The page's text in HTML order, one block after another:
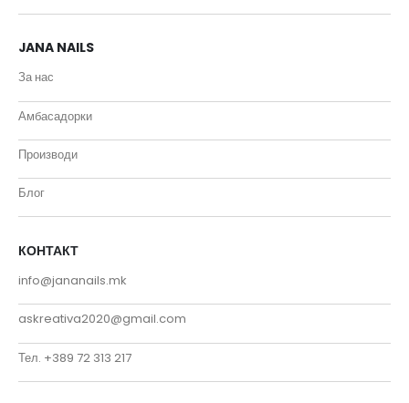
JANA NAILS
За нас
Амбасадорки
Производи
Блог
КОНТАКТ
info@jananails.mk
askreativa2020@gmail.com
Тел. +389 72 313 217